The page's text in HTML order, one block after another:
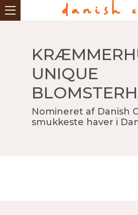
UNIQUE
Nomineret af Danish
smukkeste haver i